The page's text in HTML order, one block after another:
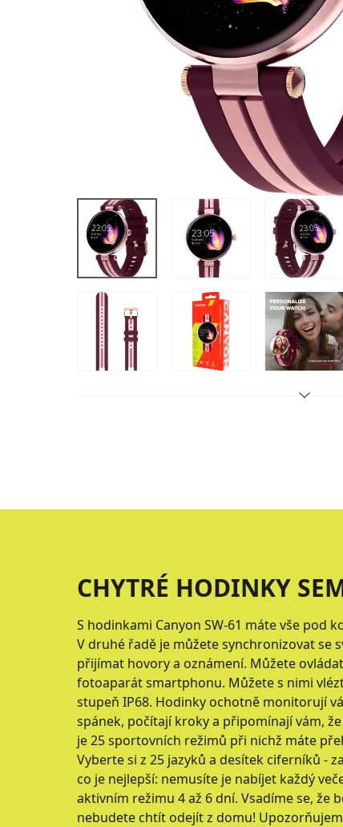
CHYTRÉ HODINKY
S hodinkami Canyon SW-61 máte vše pod
V druhé řadě je můžete synchronizovat se
přijímat hovory a oznámení. Můžete
fotoaparát smartphonu. Můžete s nimi
stupeň IP68. Hodinky ochotně monitorují
spánek, počítají kroky a připomínají vám,
je 25 sportovních režimů při nichž máte
Vyberte si z 25 jazyků a desítek ciferníků -
co je nejlepší: nemusíte je nabíjet každý
aktivním režimu 4 až 6 dní. Vsadíme se, že
nebudete chtít odejít z domu!